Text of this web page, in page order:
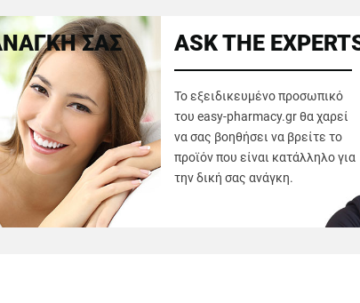
ΣΑΣ ASK THE
Το εξειδικευμένο προσωπικό
του easy-pharmacy.gr θα χαρεί
να σας βοηθήσει να βρείτε το
προϊόν που είναι κατάλληλο για
την δική σας ανάγκη.